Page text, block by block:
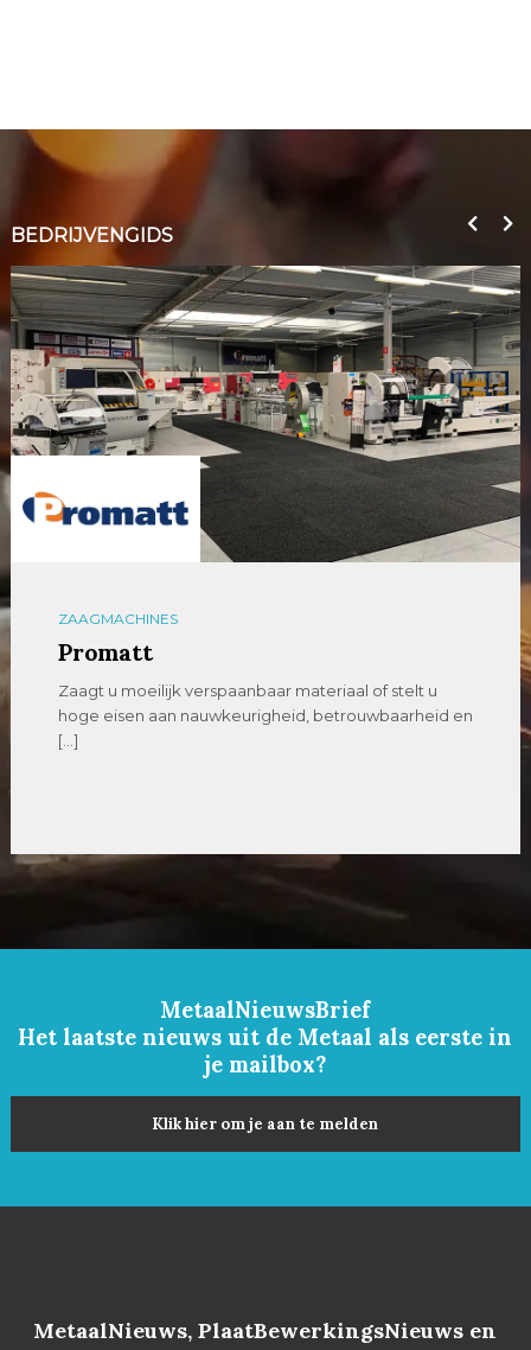
BEDRIJVENGIDS
ZAAGMACHINES
Promatt
Zaagt u moeilijk verspaanbaar materiaal of stelt u
hoge eisen aan nauwkeurigheid, betrouwbaarheid en
[…]
MetaalNieuwsBrief
Het laatste nieuws uit de Metaal als eerste in
je mailbox?
Klik hier om je aan te melden
MetaalNieuws, PlaatBewerkingsNieuws en